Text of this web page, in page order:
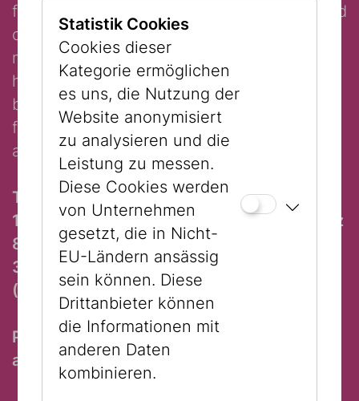
featuring an overview of our exhibitions and
collections at our two locations. Within a
mere sixty minutes, you will experience a
high dose of Viennese Jewish history and
become acquainted with the most
fascinating aspects of this vibrant heritage
at the oldest Jewish museum in the world.
Times and Locations:
11:00 am: Museum Judenplatz (Judenplatz
8, 1010 Vienna)
3:00 pm: Jewish Museum Vienna
(Dorotheergasse 11, 1010 Vienna)
Participation with guided tour ticket € 3,-
and valid admission ticket.
Statistik Cookies
Cookies dieser
Kategorie ermöglichen
es uns, die Nutzung der
Website anonymisiert
zu analysieren und die
Leistung zu messen.
Diese Cookies werden
von Unternehmen
gesetzt, die in Nicht-
EU-Ländern ansässig
sein können. Diese
Drittanbieter können
die Informationen mit
anderen Daten
kombinieren.